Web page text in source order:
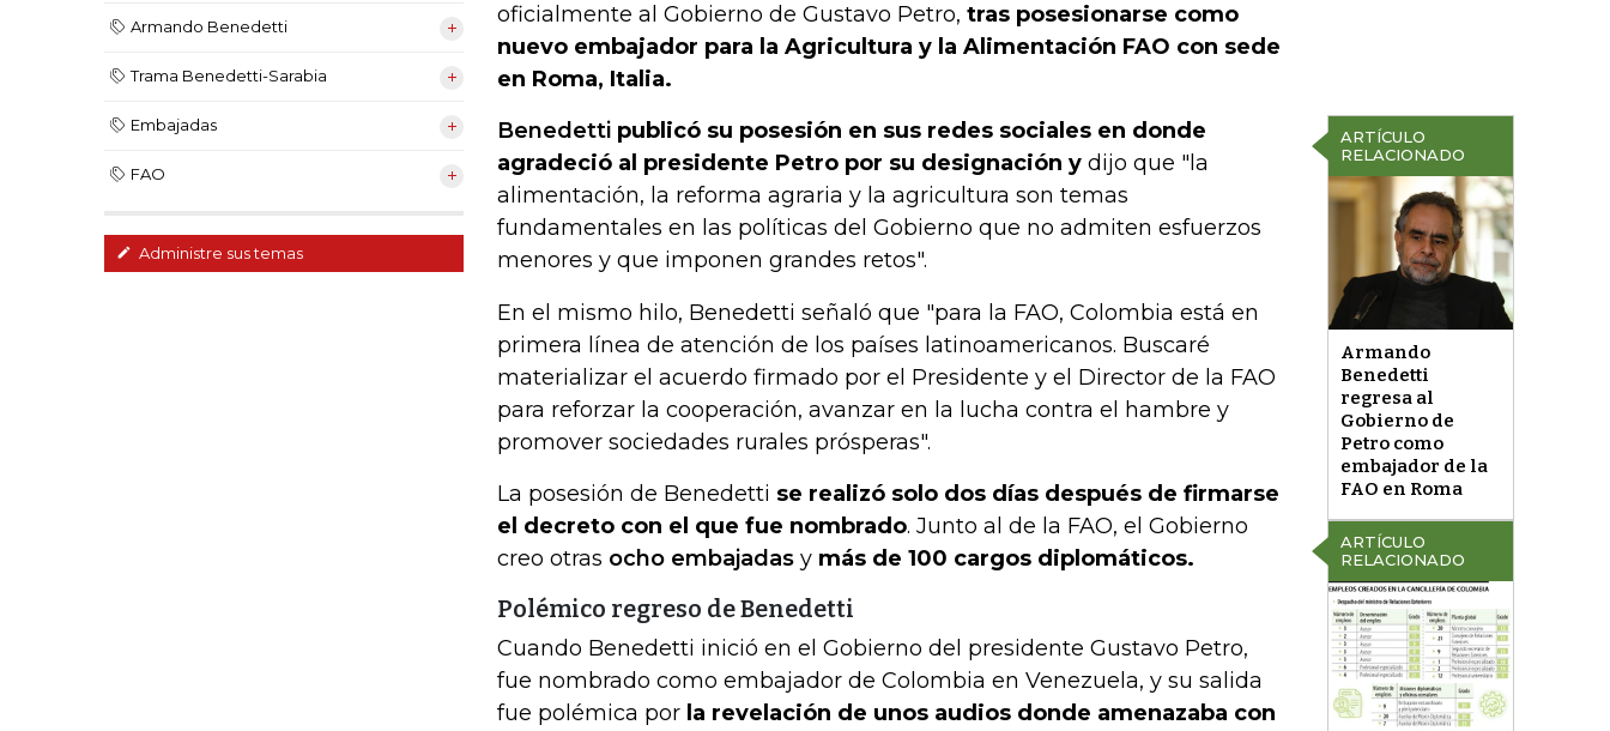
Armando Benedetti
Trama Benedetti-Sarabia
Embajadas
FAO
Administre sus temas
oficialmente al Gobierno de Gustavo Petro, tras posesionarse como
nuevo embajador para la Agricultura y la Alimentación FAO con sede
en Roma, Italia.
ARTÍCULO
RELACIONADO
Armando
Benedetti
regresa al
Gobierno de
Petro como
embajador de la
FAO en Roma
Benedetti publicó su posesión en sus redes sociales en donde
agradeció al presidente Petro por su designación y dijo que "la
alimentación, la reforma agraria y la agricultura son temas
fundamentales en las políticas del Gobierno que no admiten esfuerzos
menores y que imponen grandes retos".
En el mismo hilo, Benedetti señaló que "para la FAO, Colombia está en
primera línea de atención de los países latinoamericanos. Buscaré
materializar el acuerdo firmado por el Presidente y el Director de la FAO
para reforzar la cooperación, avanzar en la lucha contra el hambre y
promover sociedades rurales prósperas".
ARTÍCULO
RELACIONADO
La posesión de Benedetti se realizó solo dos días después de firmarse
el decreto con el que fue nombrado. Junto al de la FAO, el Gobierno
creo otras ocho embajadas y más de 100 cargos diplomáticos.
Polémico regreso de Benedetti
Cuando Benedetti inició en el Gobierno del presidente Gustavo Petro,
fue nombrado como embajador de Colombia en Venezuela, y su salida
fue polémica por la revelación de unos audios donde amenazaba con